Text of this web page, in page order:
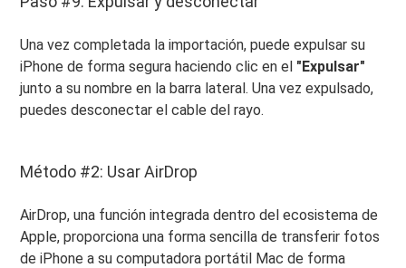
Una vez completada la importación, puede expulsar su
iPhone de forma segura haciendo clic en el "Expulsar"
junto a su nombre en la barra lateral. Una vez expulsado,
puedes desconectar el cable del rayo.
Método #2: Usar AirDrop
AirDrop, una función integrada dentro del ecosistema de
Apple, proporciona una forma sencilla de transferir fotos
de iPhone a su computadora portátil Mac de forma